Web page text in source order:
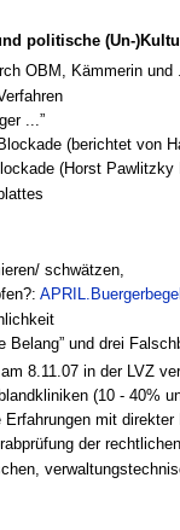
politische (Un-
OBM, Kämmerin und
...”
(berichtet von
(Horst Pawlitzky
schwätzen,
Belang” und drei
am 8.11.07 in der LVZ
(10 - 40%
mit
der